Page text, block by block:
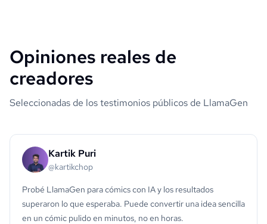
Opiniones reales de
creadores
Seleccionadas de los testimonios públicos de LlamaGen
Kartik Puri
@kartikchop
Probé LlamaGen para cómics con IA y los resultados
superaron lo que esperaba. Puede convertir una idea sencilla
en un cómic pulido en minutos, no en horas.